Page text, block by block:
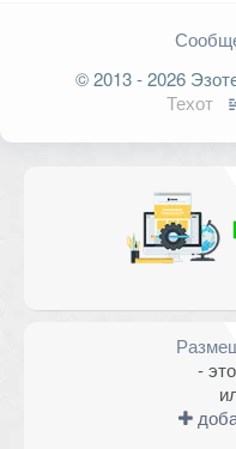
Ваш адрес
опубликован.
© 2013 - 2026
Техот
-